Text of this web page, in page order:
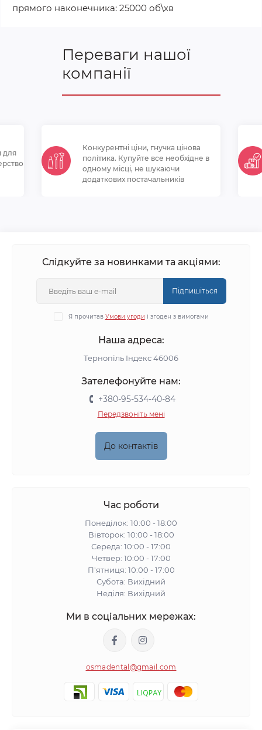
прямого наконечника: 25000 об\хв
Переваги нашої
компанії
для
Конкурентні ціни, гнучка цінова
політикa. Купуйте все необхідне в
одному місці, не шукаючи
додаткових постачальників
Слідкуйте за новинками та акціями:
Підпишіться
Я прочитав Умови угоди і згоден з вимогами
Наша адреса:
Тернопіль Індекс 46006
Зателефонуйте нам:
+380-95-534-40-84
Передзвоніть мені
До контактів
Час роботи
Понеділок: 10:00 - 18:00
Вівторок: 10:00 - 18:00
Середа: 10:00 - 17:00
Четвер: 10:00 - 17:00
П'ятниця: 10:00 - 17:00
Субота: Вихідний
Неділя: Вихідний
Ми в соціальних мережах:
osmadental@gmail.com